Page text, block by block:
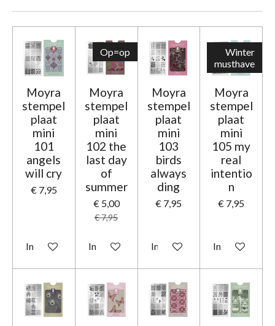
Moyra
stempel
plaat
mini
101
angels
will cry
€ 7,95
In winkelwagen
Op=op
Moyra
stempel
plaat
mini
102 the
last day
of
summer
€ 5,00
€ 7,95
In winkelwagen
Moyra
stempel
plaat
mini
103
birds
always
ding
€ 7,95
In winkelwagen
Winter
musthave
Moyra
stempel
plaat
mini
105 my
real
intentio
n
€ 7,95
In